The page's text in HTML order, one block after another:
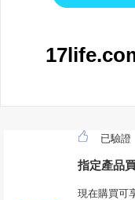
已驗證
指定產品
現在購買可